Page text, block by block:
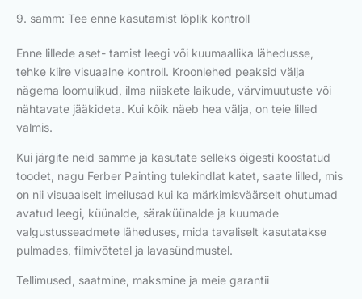
9. samm: Tee enne kasutamist lõplik kontroll
Enne lillede aset- tamist leegi või kuumaallika lähedusse,
tehke kiire visuaalne kontroll. Kroonlehed peaksid välja
nägema loomulikud, ilma niiskete laikude, värvimuutuste või
nähtavate jääkideta. Kui kõik näeb hea välja, on teie lilled
valmis.
Kui järgite neid samme ja kasutate selleks õigesti koostatud
toodet, nagu Ferber Painting tulekindlat katet, saate lilled, mis
on nii visuaalselt imeilusad kui ka märkimisväärselt ohutumad
avatud leegi, küünalde, säraküünalde ja kuumade
valgustusseadmete läheduses, mida tavaliselt kasutatakse
pulmades, filmivõtetel ja lavasündmustel.
Tellimused, saatmine, maksmine ja meie garantii